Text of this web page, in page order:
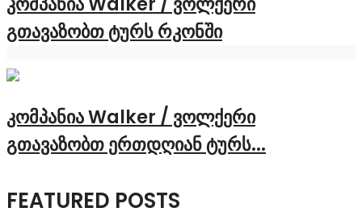
გთავაზობთ ტურს რკონში
კომპანია Walker / ვოლქერი
გთავაზობთ ერთდღიან ტურს...
FEATURED POSTS